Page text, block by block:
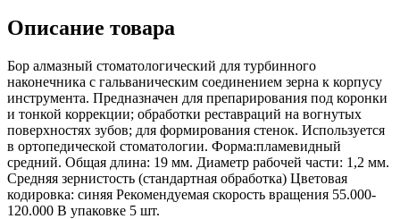
Описание товара
Бор алмазный стоматологический для турбинного
наконечника с гальваническим соединением зерна к корпусу
инструмента. Предназначен для препарирования под коронки
и тонкой коррекции; обработки реставраций на вогнутых
поверхностях зубов; для формирования стенок. Используется
в ортопедической стоматологии. Форма:пламевидный
средний. Общая длина: 19 мм. Диаметр рабочей части: 1,2 мм.
Средняя зернистость (стандартная обработка) Цветовая
кодировка: синяя Рекомендуемая скорость вращения 55.000-
120.000 В упаковке 5 шт.